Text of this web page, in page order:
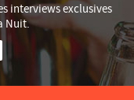
interviews exclusives
Nuit.